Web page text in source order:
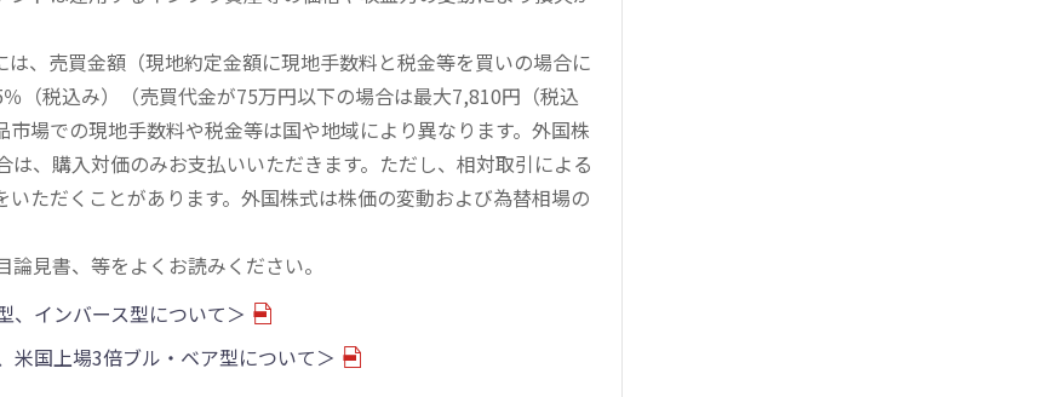
、売買金額（現地約定金額に現地手数料と税金等を買いの場合に
（税込み）（売買代金が75万円以下の場合は最大7,810円（税込
場での現地手数料や税金等は国や地域により異なります。外国株
、購入対価のみお支払いいただきます。ただし、相対取引による
ただくことがあります。外国株式は株価の変動および為替相場の
見書、等をよくお読みください。
、インバース型について＞
米国上場3倍ブル・ベア型について＞